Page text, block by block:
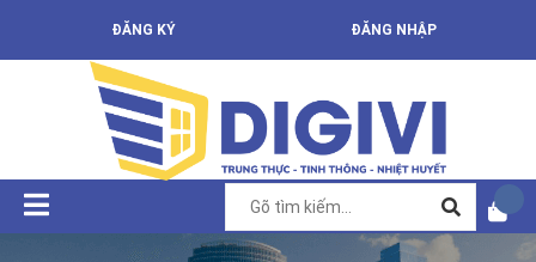
ĐĂNG KÝ ĐĂNG NHẬP